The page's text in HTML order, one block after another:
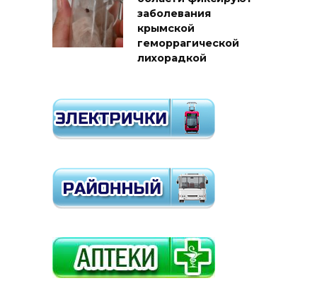
заболевания
крымской
геморрагической
лихорадкой